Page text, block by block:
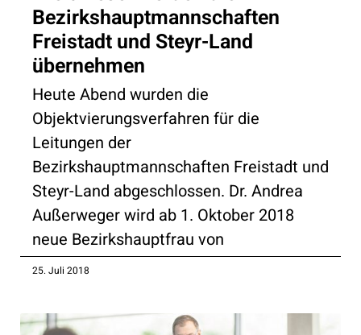
Bezirkshauptmannschaften
Freistadt und Steyr-Land
übernehmen
Heute Abend wurden die
Objektvierungsverfahren für die
Leitungen der
Bezirkshauptmannschaften Freistadt und
Steyr-Land abgeschlossen. Dr. Andrea
Außerweger wird ab 1. Oktober 2018
neue Bezirkshauptfrau von
25. Juli 2018